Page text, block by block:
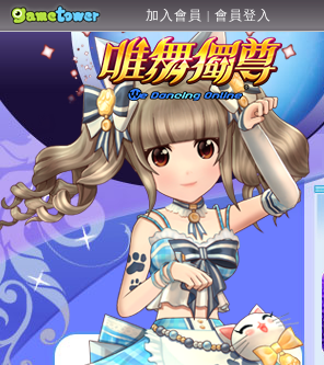
加入會員 | 會員登入